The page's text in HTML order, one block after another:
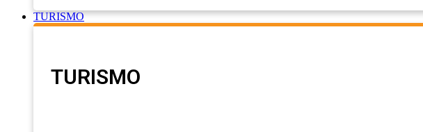
TURISMO
TURISMO